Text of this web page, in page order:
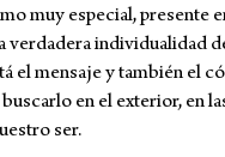
muy especial, presente
individualidad
el mensaje y también el
en el exterior, en
ser.